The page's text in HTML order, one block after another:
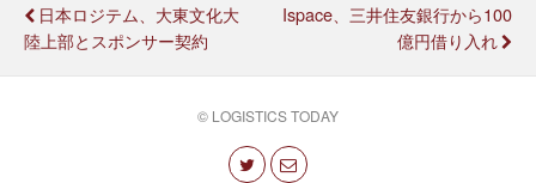
日本ロジテム、大東文化大
陸上部とスポンサー契約
Ispace、三井住友銀行から100
億円借り入れ
© LOGISTICS TODAY